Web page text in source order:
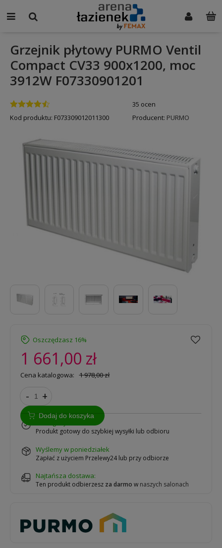
Grzejnik płytowy PURMO Ventil
Compact CV33 900x1200, moc
3912W F07330901201
35 ocen
Kod produktu: F073309012011300 Producent: PURMO
Oszczędzasz 16%
1 661,00 zł
Cena katalogowa: 1 978,00 zł
- +
Dodaj do koszyka
w magazynie
Produkt gotowy do szybkiej wysyłki lub odbioru
wyślemy w poniedziałek
Zapłać z użyciem Przelewy24 lub przy odbiorze
Najtańsza dostawa:
Ten produkt odbierzesz za darmo w naszych salonach